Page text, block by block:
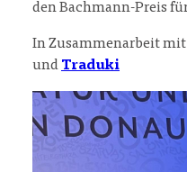
den Bachmann-Preis
In Zusammenarbeit mit
und Traduki